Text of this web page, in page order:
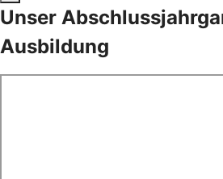
Unser
Ausbildung